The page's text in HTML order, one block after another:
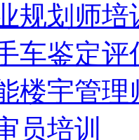
规划师培
车鉴定评
楼宇管理
员培训